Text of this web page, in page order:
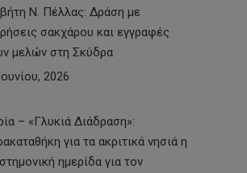
Ν. Πέλλας: Δράση με
σακχάρου και εγγραφές
μελών στη Σκύδρα
2026
– «Γλυκιά Διάδραση»:
για τα ακριτικά νησιά η
ημερίδα για τον